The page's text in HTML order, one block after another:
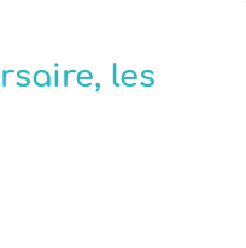
les